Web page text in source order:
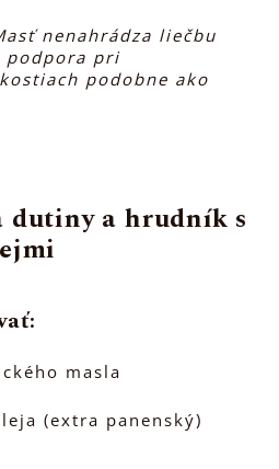
nenahrádza liečbu
podpora pri
podobne ako
dutiny a hrudník s
masla
(extra panenský)